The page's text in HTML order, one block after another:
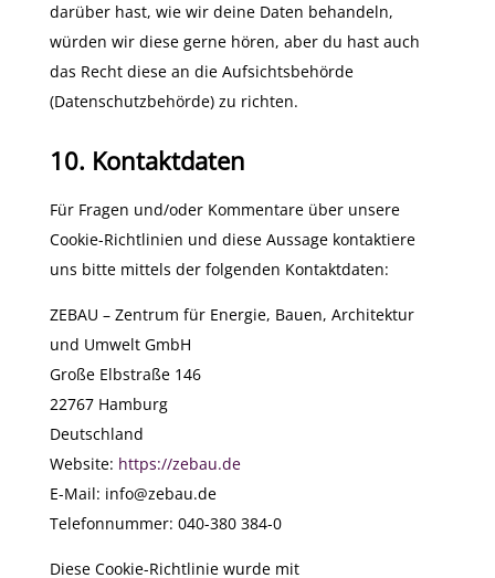
darüber hast, wie wir deine Daten behandeln,
würden wir diese gerne hören, aber du hast auch
das Recht diese an die Aufsichtsbehörde
(Datenschutzbehörde) zu richten.
10. Kontaktdaten
Für Fragen und/oder Kommentare über unsere
Cookie-Richtlinien und diese Aussage kontaktiere
uns bitte mittels der folgenden Kontaktdaten:
ZEBAU – Zentrum für Energie, Bauen, Architektur
und Umwelt GmbH
Große Elbstraße 146
22767 Hamburg
Deutschland
Website: https://zebau.de
E-Mail: info@zebau.de
Telefonnummer: 040-380 384-0
Diese Cookie-Richtlinie wurde mit